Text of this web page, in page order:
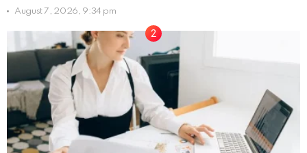
August 7, 2026, 9:34 pm